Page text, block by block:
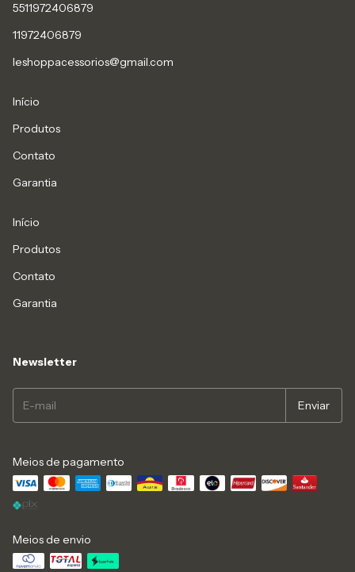
5511972406879
11972406879
leshoppacessorios@gmail.com
Início
Produtos
Contato
Garantia
Início
Produtos
Contato
Garantia
Newsletter
Meios de pagamento
Meios de envio